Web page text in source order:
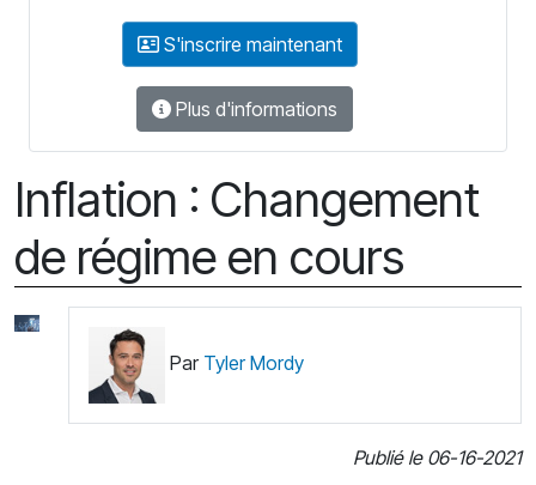
S'inscrire maintenant
Plus d'informations
Inflation : Changement
de régime en cours
Par Tyler Mordy
Publié le 06-16-2021